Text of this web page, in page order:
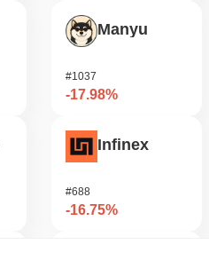
Manyu
#1037
-17.98%
Infinex
#688
-16.75%